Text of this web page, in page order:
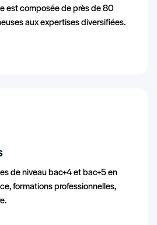
est composée de près de 80
aux expertises diversifiées.
de niveau bac+4 et bac+5 en
formations professionnelles,